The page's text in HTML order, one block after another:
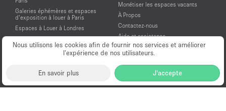
Nous utilisons les cookies afin de fournir nos services et améliorer
l’expérience de nos utilisateurs.
En savoir plus J'accepte
Galeries éphémères et espaces
d’exposition à louer à Paris
Espaces à Louer à Londres
Espaces à Louer à New York
Espaces à Louer à San Francisco
Espaces à Louer à Amsterdam
Monétiser les espaces vacants
À Propos
Contactez-nous
Aide et assistance
Conditions générales d'utilisation
Mentions légales
Politique de confidentialité